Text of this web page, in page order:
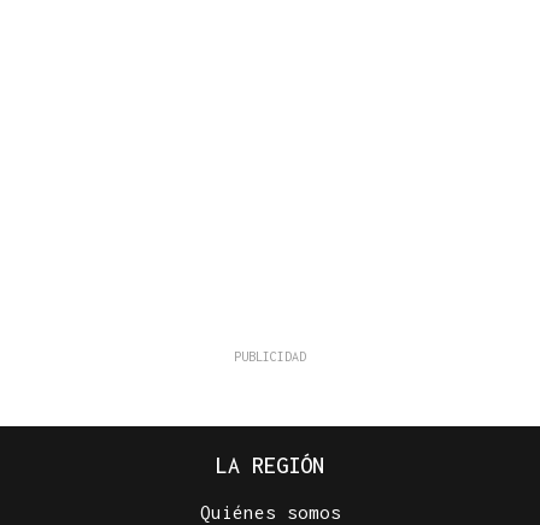
LA REGIÓN
Quiénes somos